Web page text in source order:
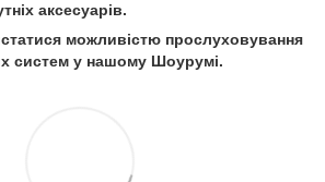
аксесуарів.
можливістю прослуховування
систем у нашому Шоурумі.